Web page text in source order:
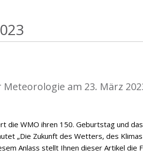
am 23. März
die WMO ihren 150. Geburtstag und
„Die Zukunft des Wetters, des
Anlass stellt Ihnen dieser Artikel